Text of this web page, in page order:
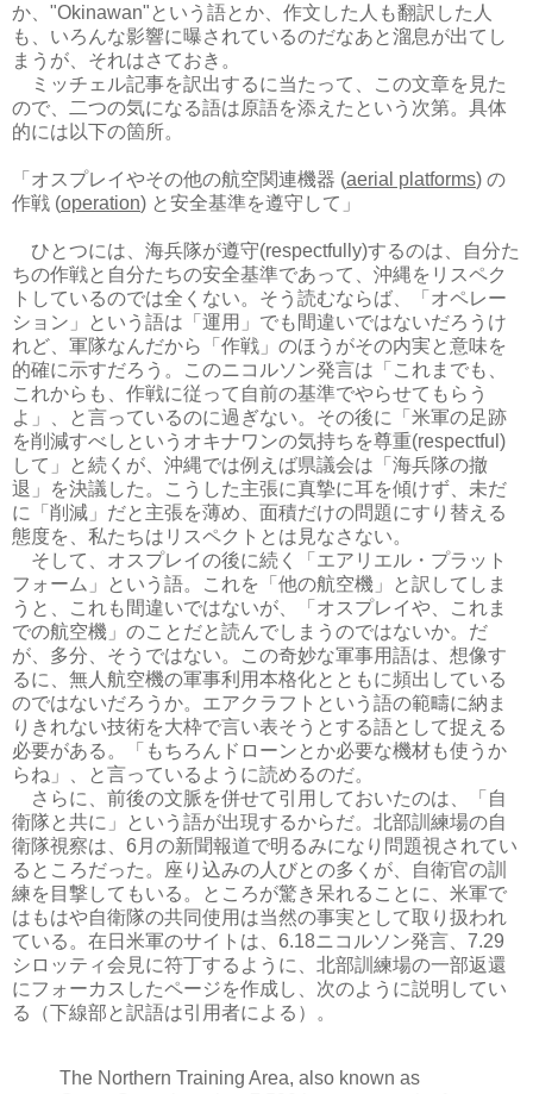
か、"Okinawan"という語とか、作文した人も翻訳した人
も、いろんな影響に曝されているのだなあと溜息が出てし
まうが、それはさておき。
ミッチェル記事を訳出するに当たって、この文章を見た
ので、二つの気になる語は原語を添えたという次第。具体
的には以下の箇所。
「オスプレイやその他の航空関連機器 (aerial platforms) の
作戦 (operation) と安全基準を遵守して」
ひとつには、海兵隊が遵守(respectfully)するのは、自分た
ちの作戦と自分たちの安全基準であって、沖縄をリスペク
トしているのでは全くない。そう読むならば、「オペレー
ション」という語は「運用」でも間違いではないだろうけ
れど、軍隊なんだから「作戦」のほうがその内実と意味を
的確に示すだろう。このニコルソン発言は「これまでも、
これからも、作戦に従って自前の基準でやらせてもらう
よ」、と言っているのに過ぎない。その後に「米軍の足跡
を削減すべしというオキナワンの気持ちを尊重(respectful)
して」と続くが、沖縄では例えば県議会は「海兵隊の撤
退」を決議した。こうした主張に真摯に耳を傾けず、未だ
に「削減」だと主張を薄め、面積だけの問題にすり替える
態度を、私たちはリスペクトとは見なさない。
そして、オスプレイの後に続く「エアリエル・プラット
フォーム」という語。これを「他の航空機」と訳してしま
うと、これも間違いではないが、「オスプレイや、これま
での航空機」のことだと読んでしまうのではないか。だ
が、多分、そうではない。この奇妙な軍事用語は、想像す
るに、無人航空機の軍事利用本格化とともに頻出している
のではないだろうか。エアクラフトという語の範疇に納ま
りきれない技術を大枠で言い表そうとする語として捉える
必要がある。「もちろんドローンとか必要な機材も使うか
らね」、と言っているように読めるのだ。
さらに、前後の文脈を併せて引用しておいたのは、「自
衛隊と共に」という語が出現するからだ。北部訓練場の自
衛隊視察は、6月の新聞報道で明るみになり問題視されてい
るところだった。座り込みの人びとの多くが、自衛官の訓
練を目撃してもいる。ところが驚き呆れることに、米軍で
はもはや自衛隊の共同使用は当然の事実として取り扱われ
ている。在日米軍のサイトは、6.18ニコルソン発言、7.29
シロッティ会見に符丁するように、北部訓練場の一部返還
にフォーカスしたページを作成し、次のように説明してい
る（下線部と訳語は引用者による）。
The Northern Training Area, also known as